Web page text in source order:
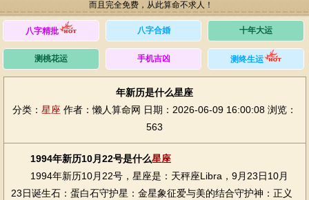
而且完全免费，从此算命不求人！
八字精批 八字合婚 十年大运
测桃花运 手机吉凶 测终生运
年新历是什么星座
分类： 星座 作者：懒人算命网 日期：2026-06-09 16:00:08 浏览：
563
1994年新历10月22号是什么星座
1994年新历10月22号，星座是：天秤座Libra，9月23日10月
23日诞生石：蛋白石守护星：金星象征爱与美的结合守护神：正义